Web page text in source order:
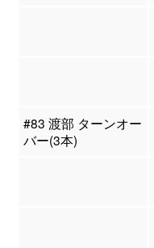
#83 渡部 ターンオー
バー(3本)